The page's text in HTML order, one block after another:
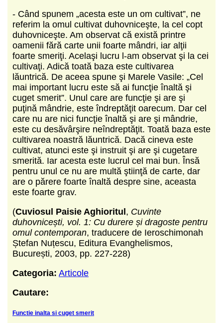
- Când spunem „acesta este un om cultivat”, ne
referim la omul cultivat duhovniceşte, la cel copt
duhovniceşte. Am observat că există printre
oamenii fără carte unii foarte mândri, iar alţii
foarte smeriţi. Acelaşi lucru l-am observat şi la cei
cultivaţi. Adică toată baza este cultivarea
lăuntrică. De aceea spune şi Marele Vasile: „Cel
mai important lucru este să ai funcţie înaltă şi
cuget smerit”. Unul care are funcţie şi are şi
puţină mândrie, este îndreptăţit oarecum. Dar cel
care nu are nici funcţie înaltă şi are şi mândrie,
este cu desăvârşire neîndreptăţit. Toată baza este
cultivarea noastră lăuntrică. Dacă cineva este
cultivat, atunci este şi instruit şi are şi cugetare
smerită. Iar acesta este lucrul cel mai bun. Însă
pentru unul ce nu are multă ştiinţă de carte, dar
are o părere foarte înaltă despre sine, aceasta
este foarte grav.
(Cuviosul Paisie Aghioritul, Cuvinte
duhovnicești, vol. 1: Cu durere și dragoste pentru
omul contemporan, traducere de Ieroschimonah
Ștefan Nuțescu, Editura Evanghelismos,
București, 2003, pp. 227-228)
Categoria: Articole
Cautare:
Functie inalta si cuget smerit